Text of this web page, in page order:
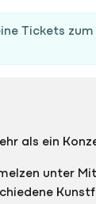
Tickets zum
als ein
unter